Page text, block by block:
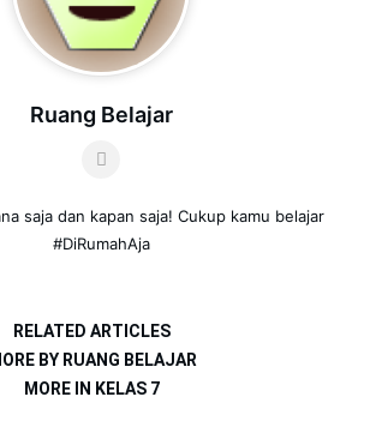
Ruang Belajar
saja dan kapan saja! Cukup kamu belajar
#DiRumahAja
RELATED ARTICLES
BY RUANG BELAJAR
MORE IN KELAS 7